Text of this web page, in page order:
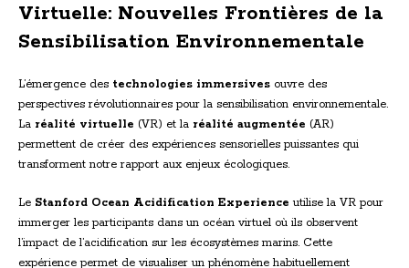
Virtuelle: Nouvelles Frontières de la
Sensibilisation Environnementale
L’émergence des technologies immersives ouvre des
perspectives révolutionnaires pour la sensibilisation environnementale.
La réalité virtuelle (VR) et la réalité augmentée (AR)
permettent de créer des expériences sensorielles puissantes qui
transforment notre rapport aux enjeux écologiques.
Le Stanford Ocean Acidification Experience utilise la VR pour
immerger les participants dans un océan virtuel où ils observent
l’impact de l’acidification sur les écosystèmes marins. Cette
expérience permet de visualiser un phénomène habituellement